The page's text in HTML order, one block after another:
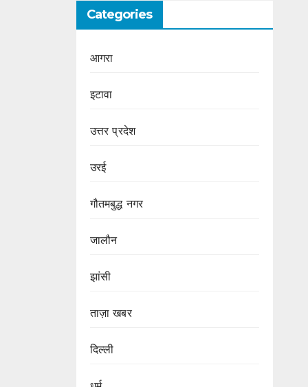
Categories
आगरा
इटावा
उत्तर प्रदेश
उरई
गौतमबुद्ध नगर
जालौन
झांसी
ताज़ा खबर
दिल्ली